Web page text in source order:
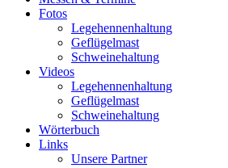
Fotos
Legehennenhaltung
Geflügelmast
Schweinehaltung
Videos
Legehennenhaltung
Geflügelmast
Schweinehaltung
Wörterbuch
Links
Unsere Partner